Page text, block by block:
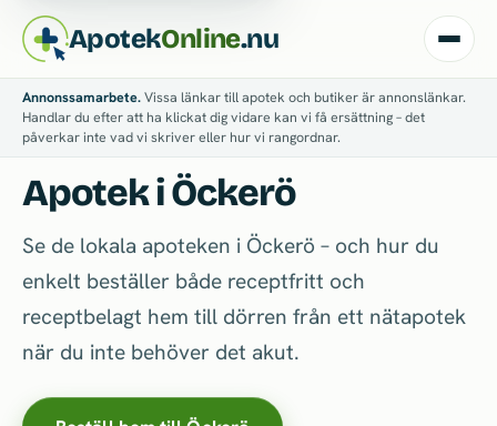
ApotekOnline.nu
Annonssamarbete.Vissa länkar till apotek och butiker är annonslänkar.
Handlar du efter att ha klickat dig vidare kan vi få ersättning – det
påverkar inte vad vi skriver eller hur vi rangordnar.
Apotek i Öckerö
Se de lokala apoteken i Öckerö – och hur du
enkelt beställer både receptfritt och
receptbelagt hem till dörren från ett nätapotek
när du inte behöver det akut.